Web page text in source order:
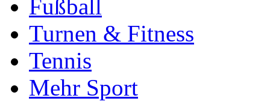
Fußball
Turnen & Fitness
Tennis
Mehr Sport